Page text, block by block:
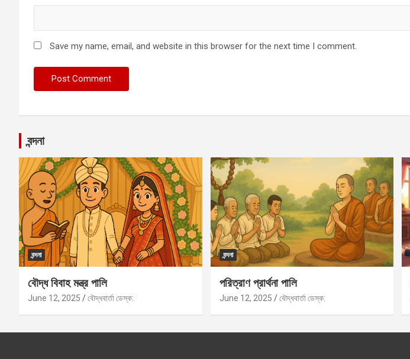
Save my name, email, and website in this browser for the next time I comment.
বন্দনা
বন্দনা
বৌদ্ধ বিবাহ মন্ত্র পালি
June 12, 2025 বৌদ্ধবার্তা ডেস্ক:
বন্দনা
পরিত্রাণ প্রার্থনা পালি
June 12, 2025 বৌদ্ধবার্তা ডেস্ক: